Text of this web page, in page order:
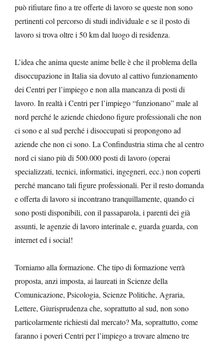
può rifiutare fino a tre offerte di lavoro se queste non sono
pertinenti col percorso di studi individuale e se il posto di
lavoro si trova oltre i 50 km dal luogo di residenza.
L’idea che anima queste anime belle è che il problema della
disoccupazione in Italia sia dovuto al cattivo funzionamento
dei Centri per l’impiego e non alla mancanza di posti di
lavoro. In realtà i Centri per l’impiego “funzionano” male al
nord perché le aziende chiedono figure professionali che non
ci sono e al sud perché i disoccupati si propongono ad
aziende che non ci sono. La Confindustria stima che al centro
nord ci siano più di 500.000 posti di lavoro (operai
specializzati, tecnici, informatici, ingegneri, ecc.) non coperti
perché mancano tali figure professionali. Per il resto domanda
e offerta di lavoro si incontrano tranquillamente, quando ci
sono posti disponibili, con il passaparola, i parenti dei già
assunti, le agenzie di lavoro interinale e, guarda guarda, con
internet ed i social!
Torniamo alla formazione. Che tipo di formazione verrà
proposta, anzi imposta, ai laureati in Scienze della
Comunicazione, Psicologia, Scienze Politiche, Agraria,
Lettere, Giurisprudenza che, soprattutto al sud, non sono
particolarmente richiesti dal mercato? Ma, soprattutto, come
faranno i poveri Centri per l’impiego a trovare almeno tre